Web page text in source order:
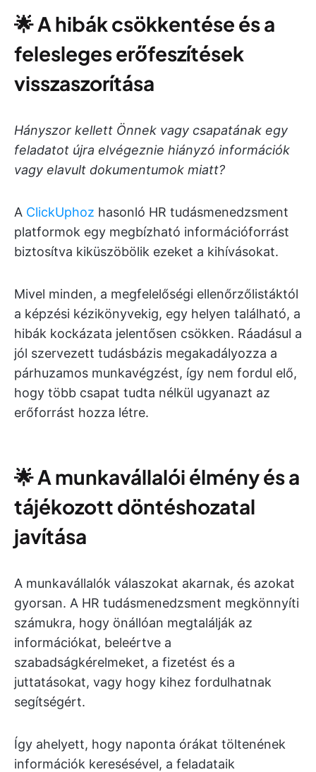
🌟A hibák csökkentése és a
felesleges erőfeszítések
visszaszorítása
Hányszor kellett Önnek vagy csapatának egy
feladatot újra elvégeznie hiányzó információk
vagy elavult dokumentumok miatt?
A ClickUphoz hasonló HR tudásmenedzsment
platformok egy megbízható információforrást
biztosítva kiküszöbölik ezeket a kihívásokat.
Mivel minden, a megfelelőségi ellenőrzőlistáktól
a képzési kézikönyvekig, egy helyen található, a
hibák kockázata jelentősen csökken. Ráadásul a
jól szervezett tudásbázis megakadályozza a
párhuzamos munkavégzést, így nem fordul elő,
hogy több csapat tudta nélkül ugyanazt az
erőforrást hozza létre.
🌟A munkavállalói élmény és a
tájékozott döntéshozatal
javítása
A munkavállalók válaszokat akarnak, és azokat
gyorsan. A HR tudásmenedzsment megkönnyíti
számukra, hogy önállóan megtalálják az
információkat, beleértve a
szabadságkérelmeket, a fizetést és a
juttatásokat, vagy hogy kihez fordulhatnak
segítségért.
Így ahelyett, hogy naponta órákat töltenének
információk keresésével, a feladataik